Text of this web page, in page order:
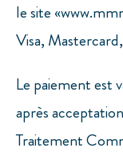
le site
Visa,
Le paiement est
après
Traitement